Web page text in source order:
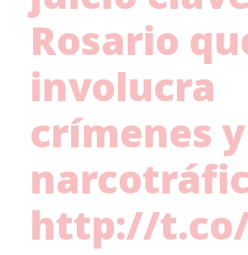
Rosario
involucra
crímenes y
http://